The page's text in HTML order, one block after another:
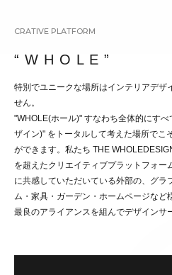
CRATIVE PLATFORM
“ W H O L E ”
特別でユニークな場所はインテリアデザ
せん。
"WHOLE(ホール)" すなわち全体的にす
ザイン)" をトータルして考えた場所でこ
ができます。私たち THE
を超えたクリエイティブプラットフォー
に共感していただいている外部の、グラ
ム・家具・ガーデン・ホームページなど
最良のアライアンスを組んでデザインサ